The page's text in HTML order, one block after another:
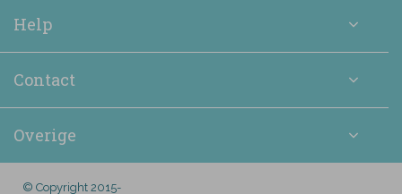
Help
Contact
Overige
© Copyright 2015-